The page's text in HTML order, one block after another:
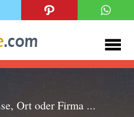
Ort oder Firma ...